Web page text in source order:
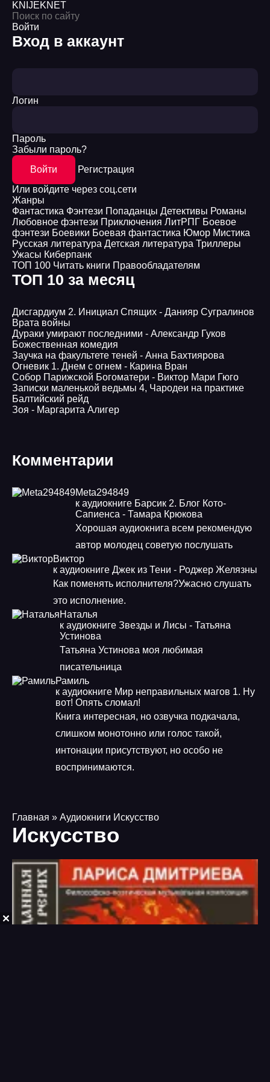
KNIJEKNET
Войти
Вход в аккаунт
Логин
Пароль
Забыли пароль?
Войти
Регистрация
Или войдите через соц.сети
Жанры
Фантастика Фэнтези Попаданцы Детективы Романы
Любовное фэнтези Приключения ЛитРПГ Боевое
фэнтези Боевики Боевая фантастика Юмор Мистика
Русская литература Детская литература Триллеры
Ужасы Киберпанк
ТОП 100 Читать книги Правообладателям
ТОП 10 за месяц
Дисгардиум 2. Инициал Спящих - Данияр Сугралинов
Врата войны
Дураки умирают последними - Александр Гуков
Божественная комедия
Заучка на факультете теней - Анна Бахтиярова
Огневик 1. Днем с огнем - Карина Вран
Собор Парижской Богоматери - Виктор Мари Гюго
Записки маленькой ведьмы 4, Чародеи на практике
Балтийский рейд
Зоя - Маргарита Алигер
Комментарии
Meta294849
к аудиокниге Барсик 2. Блог Кото-
Сапиенса - Тамара Крюкова
Хорошая аудиокнига всем рекомендую
автор молодец советую послушать
Виктор
к аудиокниге Джек из Тени - Роджер Желязны
Как поменять исполнителя?Ужасно слушать
это исполнение.
Наталья
к аудиокниге Звезды и Лисы - Татьяна
Устинова
Татьяна Устинова моя любимая
писательница
Рамиль
к аудиокниге Мир неправильных магов 1. Ну
вот! Опять сломал!
Книга интересная, но озвучка подкачала,
слишком монотонно или голос такой,
интонации присутствуют, но особо не
воспринимаются.
Главная » Аудиокниги Искусство
Искусство